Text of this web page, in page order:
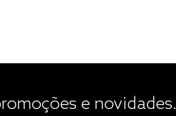
e novidades.